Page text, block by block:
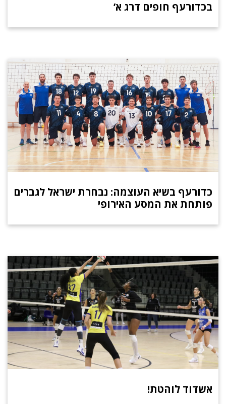
בכדורעף חופים דרג א’
כדורעף בשיא העוצמה: נבחרת ישראל לגברים
פותחת את המסע האירופי
אשדוד לוהטת!